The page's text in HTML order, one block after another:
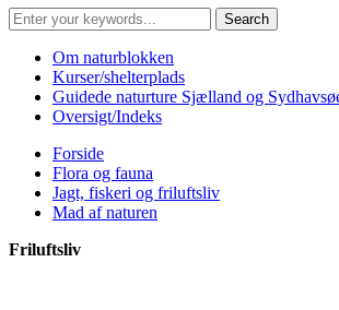
Search
for:
Om naturblokken
Kurser/shelterplads
Guidede naturture Sjælland og
Oversigt/Indeks
Forside
Flora og fauna
Jagt, fiskeri og friluftsliv
Mad af naturen
Friluftsliv